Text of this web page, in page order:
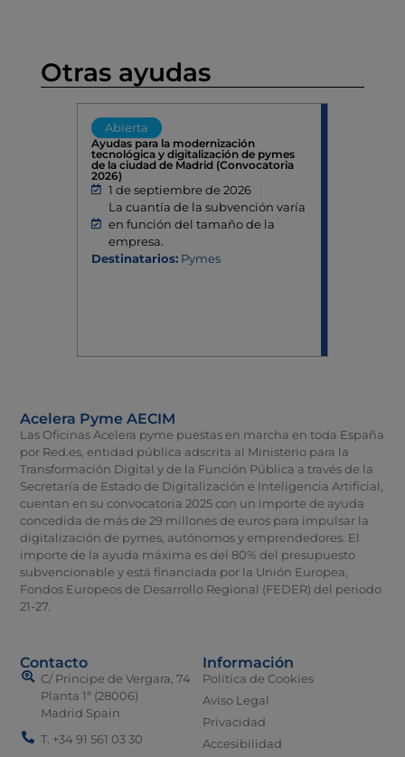
Otras ayudas
Abierta
Ayudas para la modernización
tecnológica y digitalización de pymes
de la ciudad de Madrid (Convocatoria
2026)
1 de septiembre de 2026
La cuantía de la subvención varía
en función del tamaño de la
empresa.
Destinatarios: Pymes
Acelera Pyme AECIM
Las Oficinas Acelera pyme puestas en marcha en toda España
por Red.es, entidad pública adscrita al Ministerio para la
Transformación Digital y de la Función Pública a través de la
Secretaría de Estado de Digitalización e Inteligencia Artificial,
cuentan en su convocatoria 2025 con un importe de ayuda
concedida de más de 29 millones de euros para impulsar la
digitalización de pymes, autónomos y emprendedores. El
importe de la ayuda máxima es del 80% del presupuesto
subvencionable y está financiada por la Unión Europea,
Fondos Europeos de Desarrollo Regional (FEDER) del periodo
21-27.
Contacto
C/ Principe de Vergara, 74
Planta 1ª (28006)
Madrid Spain
T. +34 91 561 03 30
Información
Política de Cookies
Aviso Legal
Privacidad
Accesibilidad